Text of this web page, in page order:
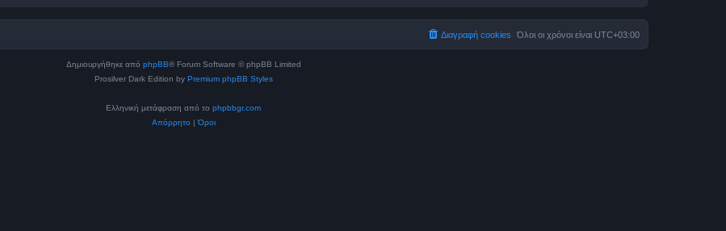
Όλοι οι χρόνοι είναι UTC+03:00
Διαγραφή cookies
Δημιουργήθηκε από phpBB® Forum Software © phpBB Limited
Prosilver Dark Edition by Premium phpBB Styles
Ελληνική μετάφραση από το phpbbgr.com
Απόρρητο |Όροι